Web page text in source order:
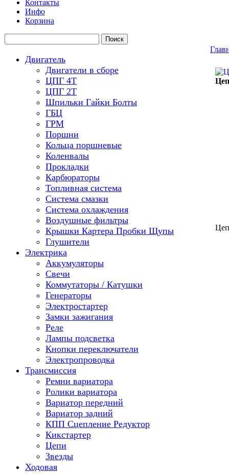
Контакты
Инфо
Корзина
Двигатель
Двигатели в сборе
ЦПГ 4Т
ЦПГ 2Т
Шпильки Гайки Болты
ГБЦ
ГРМ
Поршни
Кольца поршневые
Коленвалы
Прокладки
Карбюраторы
Топливная система
Система смазки
Система охлаждения
Воздушные фильтры
Крышки Картера Пробки Щупы
Глушители
Электрика
Аккумуляторы
Свечи
Коммутаторы / Катушки
Генераторы
Электростартер
Замки зажигания
Реле
Лампы подсветка
Кнопки переключатели
Электропроводка
Трансмиссия
Ремни вариатора
Ролики вариатора
Вариатор передний
Вариатор задний
КПП Сцепление Редуктор
Кикстартер
Цепи
Звезды
Ходовая